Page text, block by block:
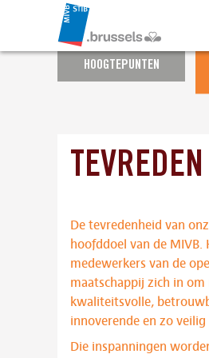
HOOGTEPUNTEN
De tevredenheid van
hoofddoel van de MIVB.
medewerkers van de
maatschappij zich in om
kwaliteitsvolle,
innoverende en zo
Die inspanningen